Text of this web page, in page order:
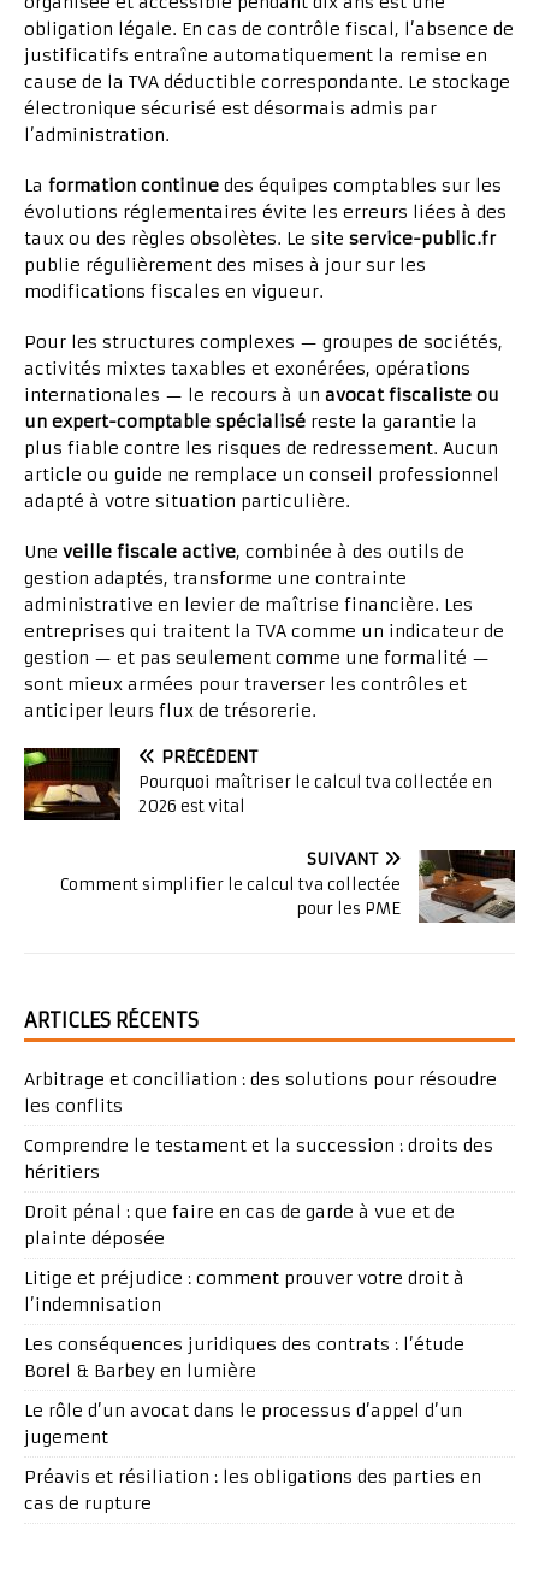
obligation légale. En cas de contrôle fiscal, l’absence de
justificatifs entraîne automatiquement la remise en
cause de la TVA déductible correspondante. Le stockage
électronique sécurisé est désormais admis par
l’administration.
La formation continue des équipes comptables sur les
évolutions réglementaires évite les erreurs liées à des
taux ou des règles obsolètes. Le site service-public.fr
publie régulièrement des mises à jour sur les
modifications fiscales en vigueur.
Pour les structures complexes — groupes de sociétés,
activités mixtes taxables et exonérées, opérations
internationales — le recours à un avocat fiscaliste ou
un expert-comptable spécialisé reste la garantie la
plus fiable contre les risques de redressement. Aucun
article ou guide ne remplace un conseil professionnel
adapté à votre situation particulière.
Une veille fiscale active, combinée à des outils de
gestion adaptés, transforme une contrainte
administrative en levier de maîtrise financière. Les
entreprises qui traitent la TVA comme un indicateur de
gestion — et pas seulement comme une formalité —
sont mieux armées pour traverser les contrôles et
anticiper leurs flux de trésorerie.
PRÉCÉDENT
Pourquoi maîtriser le calcul tva collectée en
2026 est vital
SUIVANT
Comment simplifier le calcul tva collectée
pour les PME
ARTICLES RÉCENTS
Arbitrage et conciliation : des solutions pour résoudre
les conflits
Comprendre le testament et la succession : droits des
héritiers
Droit pénal : que faire en cas de garde à vue et de
plainte déposée
Litige et préjudice : comment prouver votre droit à
l’indemnisation
Les conséquences juridiques des contrats : l’étude
Borel & Barbey en lumière
Le rôle d’un avocat dans le processus d’appel d’un
jugement
Préavis et résiliation : les obligations des parties en
cas de rupture